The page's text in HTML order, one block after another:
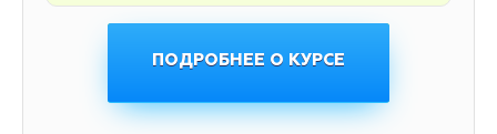
ПОДРОБНЕЕ О КУРСЕ